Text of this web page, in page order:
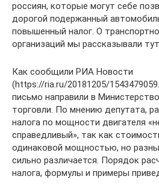
россиян, которые могут себе
дорогой подержанный
повышенный налог. О
организаций мы рассказывали
Как сообщили РИА Новости
(https://ria.ru/20181205/
письмо направили в
торговли. По мнению депутата,
налога по мощности двигателя
справедливый», так как
одинаковой мощностью, но
сильно различается. Порядок
налога, формулы и примеры